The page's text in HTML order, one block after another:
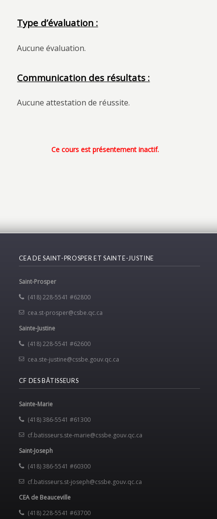
Type d’évaluation :
Aucune évaluation.
Communication des résultats :
Aucune attestation de réussite.
Ce cours est présentement inactif.
CEA DE SAINT-PROSPER ET SAINTE-JUSTINE
Saint-Prosper
(418) 228-5541 #62800
cea.st-prosper@csbe.qc.ca
Sainte-Justine
(418) 228-5541 #62600
cea.ste-justine@cssbe.gouv.qc.ca
CF DES BÂTISSEURS
Sainte-Marie
(418) 386-5541 #61300
cf.batisseurs.ste-marie@cssbe.gouv.qc.ca
Saint-Joseph
(418) 386-5541 #60300
cf.batisseurs.st-joseph@cssbe.gouv.qc.ca
CEA de Beauceville
(418) 228-5541 #63700